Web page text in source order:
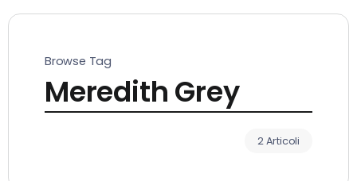
Browse Tag
Meredith Grey
2 Articoli